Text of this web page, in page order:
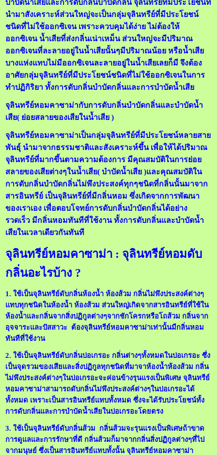
บำบัดน้ำเสียและการดับกลิ่นบำบัดกลิ่น จุลินทรีย์ที่มีประโยชน์ที่
นำมาสังเคราะห์ส่วนใหญ่จะเป็นกลุ่มจุลินทรีย์ที่มีประโยชน์
ชนิดที่ไม่ใช้ออกซิเจน เพราะควบคุมได้ง่าย ไม่ต้องให้
ออกซิเจน น้ำเสียที่ส่งกลิ่นเน่าเหม็น ส่วนใหญ่จะมีปริมาณ
ออกซิเจนที่ละลายอยู่ในน้ำเสียนั้นๆมีปริมาณน้อย หรือน้ำเสีย
บางแห่งแทบไม่มีออกซิเจนละลายอยู่ในน้ำเสียเลยก็มี จึงต้อง
อาศัยกลุ่มจุลินทรีย์ที่มีประโยชน์ชนิดที่ไม่ใช้ออกซิเจนในการ
ทำปฏิกิริยา ทั้งการดับกลิ่นบำบัดกลิ่นและการบำบัดน้ำเสีย
จุลินทรีย์หอมคาซาม่ากับการดับกลิ่นบำบัดกลิ่นและบำบัดน้ำ
เสีย( ย่อยสลายของเสียในน้ำเสีย )
จุลินทรีย์หอมคาซาม่าเป็นกลุ่มจุลินทรีย์ที่มีประโยชน์หลายสาย
พันธุ์ นำมาจากธรรมชาติและสังเคราะห์ขึ้น เพื่อให้ได้ปริมาณ
จุลินทรีย์ที่มากขึ้นตามความต้องการ มีคุณสมบัติในการย่อย
สลายของเสียต่างๆในน้ำเสีย( บำบัดน้ำเสีย )และคุณสมบัติใน
การดับกลิ่นบำบัดกลิ่นไม่พึงประสงค์ทุกๆชนิดที่กลิ่นนั้นมาจาก
สารอินทรีย์ เป็นจุลินทรีย์ที่มีกลิ่นหอม ซึ่งเกิดจากการพัฒนา
ของเราเอง เพื่อตอบโจทย์การดับกลิ่นบำบัดกลิ่นได้อย่าง
รวดเร็ว มีกลิ่นหอมทันทีที่ใช้งาน ทั้งการดับกลิ่นและบำบัดน้ำ
เสียในเวลาเดียวกันทันที
จุลินทรีย์หอมคาซาม่า : จุลินทรีย์หอมดับ
กลิ่นอะไรบ้าง ?
1. ใช้เป็นจุลินทรีย์ดับกลิ่นห้องน้ำ ห้องส้วม กลิ่นไม่พึงประสงค์ต่างๆ
แทบทุกชนิดในห้องน้ำ ห้องส้วม ส่วนใหญ่เกิดจากสารอินทรีย์ที่ใช้ใน
ห้องน้ำและกลิ่นจากสิ่งปฏิกูลต่างๆจากชักโครกหรือโถส้วม กลิ่นจาก
อุจจาระและปัสสาวะ ต้องจุลินทรีย์หอมคาซาม่าเท่านั้นมีกลิ่นหอม
ทันทีที่ใช้งาน
2. ใช้เป็นจุลินทรีย์ดับกลิ่นบ่อเกรอะ กลิ่นต่างๆทั้งหมดในบ่อเกรอะ ซึ่ง
เป็นจุดรวมของเสียและสิ่งปฏิกูลทุกชนิดที่มาจาห้องน้ำห้องส้วม กลิ่น
ไม่พึงประสงค์ต่างๆในบ่อเกรอะจะค่อนข้างรุนแรงเป็นพิเศษ จุลินทรีย์
หอมคาซาม่าสามารถดับกลิ่นไม่พึงประสงค์ต่างๆในบ่อเกรอะได้
ทั้งหมด เพราะเป็นสารอินทรีย์แทบทั้งหมด ซึ่งจะได้รับประโยชน์ทั้ง
การดับกลิ่นและการบำบัดน้ำเสียในบ่อเกรอะโดยตรง
3. ใช้เป็นจุลินทรีย์ดับกลิ่นส้วม กลิ่นส้วมจะรุนแรงเป็นพิเศษถ้าขาด
การดูแลและการรักษาที่ดี กลิ่นส้วมก็มาจากกลิ่นสิ่งปฏิกูลต่างๆที่ไป
จากมนุษย์ ซึ่งเป็นสารอินทรีย์แทบทั้งนั้น จุลินทรีย์หอมคาซาม่า